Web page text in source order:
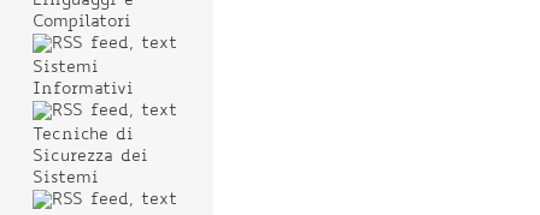
Compilatori
Sistemi
Informativi
Tecniche di
Sicurezza dei
Sistemi